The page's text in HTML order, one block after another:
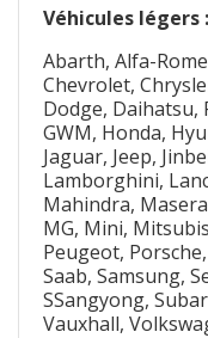
Véhicules légers :
Abarth, Alfa-
Chevrolet,
Dodge, Daihatsu,
GWM, Honda,
Jaguar, Jeep,
Lamborghini,
Mahindra,
MG, Mini,
Peugeot,
Saab, Samsung,
SSangyong,
Vauxhall,